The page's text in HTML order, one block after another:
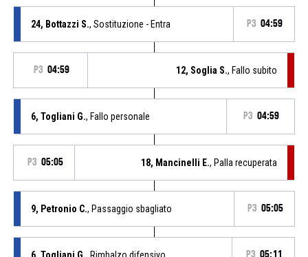
24, Bottazzi S., Sostituzione - Entra P3 04:59
P3 04:59 12, Soglia S., Fallo subito
6, Togliani G., Fallo personale P3 04:59
P3 05:05 18, Mancinelli E., Palla recuperata
9, Petronio C., Passaggio sbagliato P3 05:05
6, Togliani G., Rimbalzo difensivo P3 05:11